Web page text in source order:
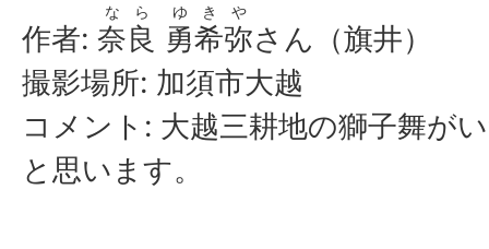
作者: 奈良
なら
勇希弥
ゆきや
さん（旗井）
撮影場所: 加須市大越
コメント: 大越三耕地の獅子舞が
と思います。